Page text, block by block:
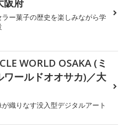
阪府
ラー菓子の歴史を楽しみながら学
WORLD OSAKA (ミ
ワールドオオサカ)／大
織りなす没入型デジタルアート